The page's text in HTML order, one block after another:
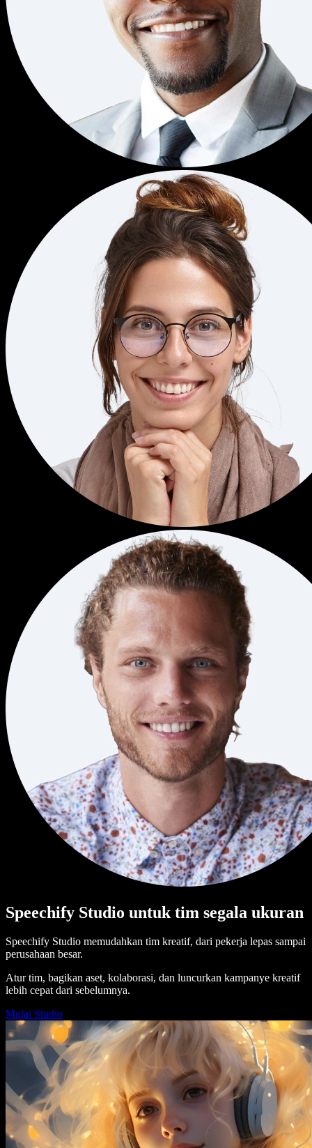
Speechify Studio untuk tim segala ukuran
Speechify Studio memudahkan tim kreatif, dari pekerja lepas sampai
perusahaan besar.
Atur tim, bagikan aset, kolaborasi, dan luncurkan kampanye kreatif
lebih cepat dari sebelumnya.
Mulai Studio